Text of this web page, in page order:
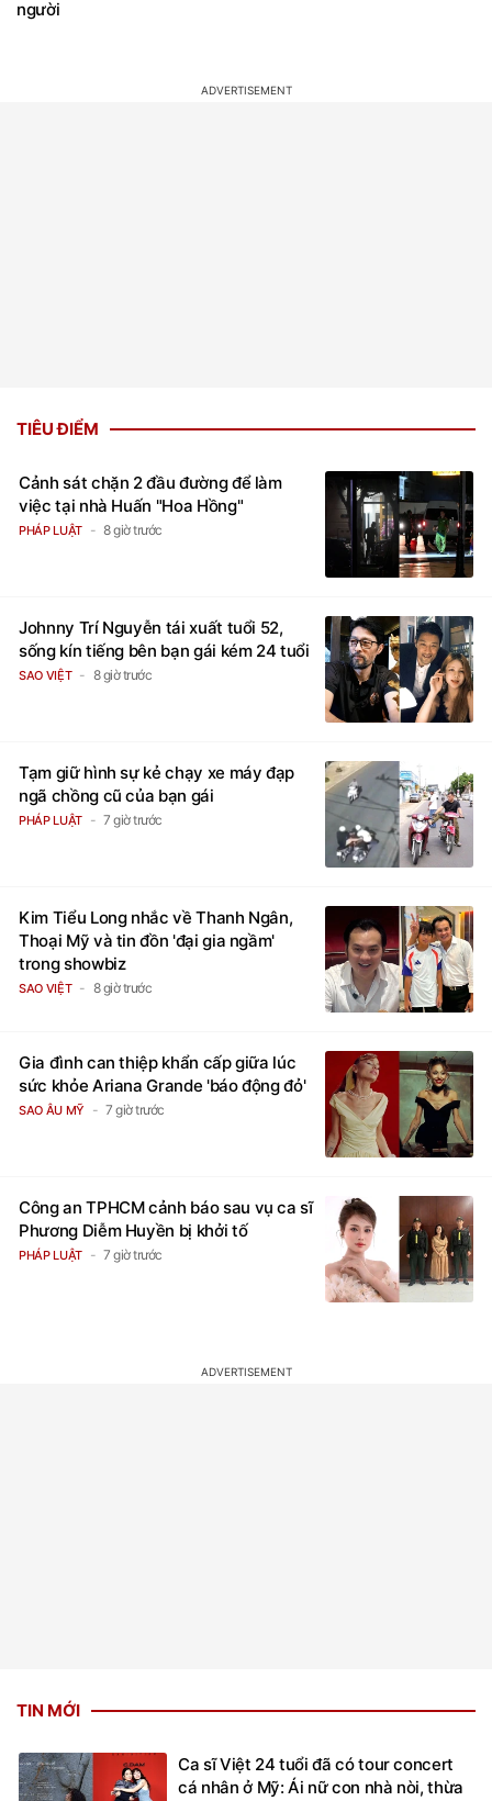
việc tại nhà Huấn "Hoa Hồng"
PHÁP LUẬT 8 giờ trước
sống kín tiếng bên bạn gái kém 24 tuổi
SAO VIỆT 8 giờ trước
ngã chồng cũ của bạn gái
PHÁP LUẬT 7 giờ trước
Thoại Mỹ và tin đồn 'đại gia ngầm'
trong showbiz
SAO VIỆT 8 giờ trước
sức khỏe Ariana Grande 'báo động đỏ'
SAO ÂU MỸ 7 giờ trước
Phương Diễm Huyền bị khởi tố
PHÁP LUẬT 7 giờ trước
cá nhân ở Mỹ: Ái nữ con nhà nòi, thừa
hưởng trọn vẹn gene tài năng từ gia